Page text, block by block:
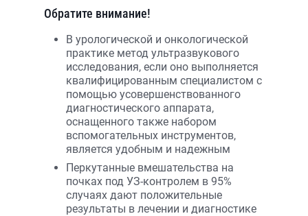
Обратите внимание!
В урологической и онкологической
практике метод ультразвукового
исследования, если оно выполняется
квалифицированным специалистом с
помощью усовершенствованного
диагностического аппарата,
оснащенного также набором
вспомогательных инструментов,
является удобным и надежным
Перкутанные вмешательства на
почках под УЗ-контролем в 95%
случаях дают положительные
результаты в лечении и диагностике